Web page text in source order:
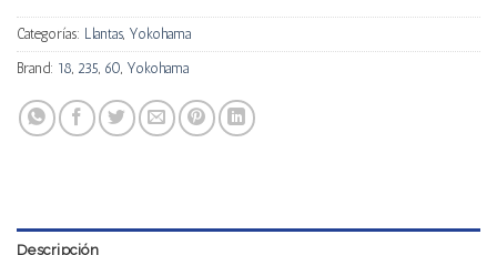
Categorías: Llantas, Yokohama
Brand: 18, 235, 60, Yokohama
Descripción